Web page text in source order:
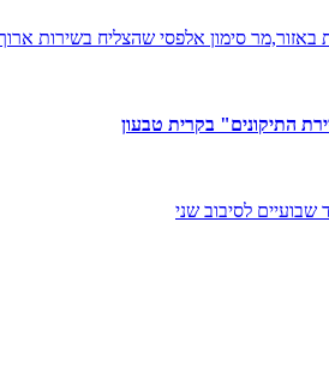
באזור,מר סימון אלפסי שהצליח בשירות
התיקונים" בקרית טבעון
שבועיים לסיבוב שני